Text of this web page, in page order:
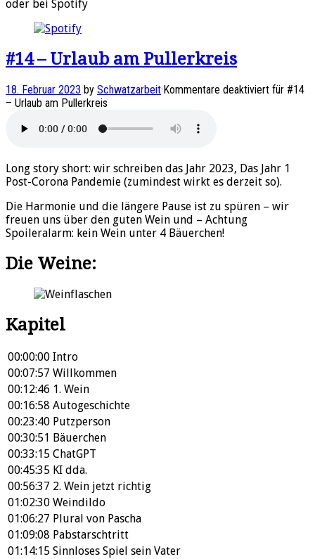
oder bei Spotify
#14 – Urlaub am Pullerkreis
18. Februar 2023 by Schwatzarbeit·Kommentare deaktiviert für #14
– Urlaub am Pullerkreis
Long story short: wir schreiben das Jahr 2023, Das Jahr 1
Post-Corona Pandemie (zumindest wirkt es derzeit so).
Die Harmonie und die längere Pause ist zu spüren – wir
freuen uns über den guten Wein und – Achtung
Spoileralarm: kein Wein unter 4 Bäuerchen!
Die Weine:
Kapitel
00:00:00 Intro
00:07:57 Willkommen
00:12:46 1. Wein
00:16:58 Autogeschichte
00:23:40 Putzperson
00:30:51 Bäuerchen
00:33:15 ChatGPT
00:45:35 KI dda.
00:56:37 2. Wein jetzt richtig
01:02:30 Weindildo
01:06:27 Plural von Pascha
01:09:08 Pabstarschtritt
01:14:15 Sinnloses Spiel sein Vater